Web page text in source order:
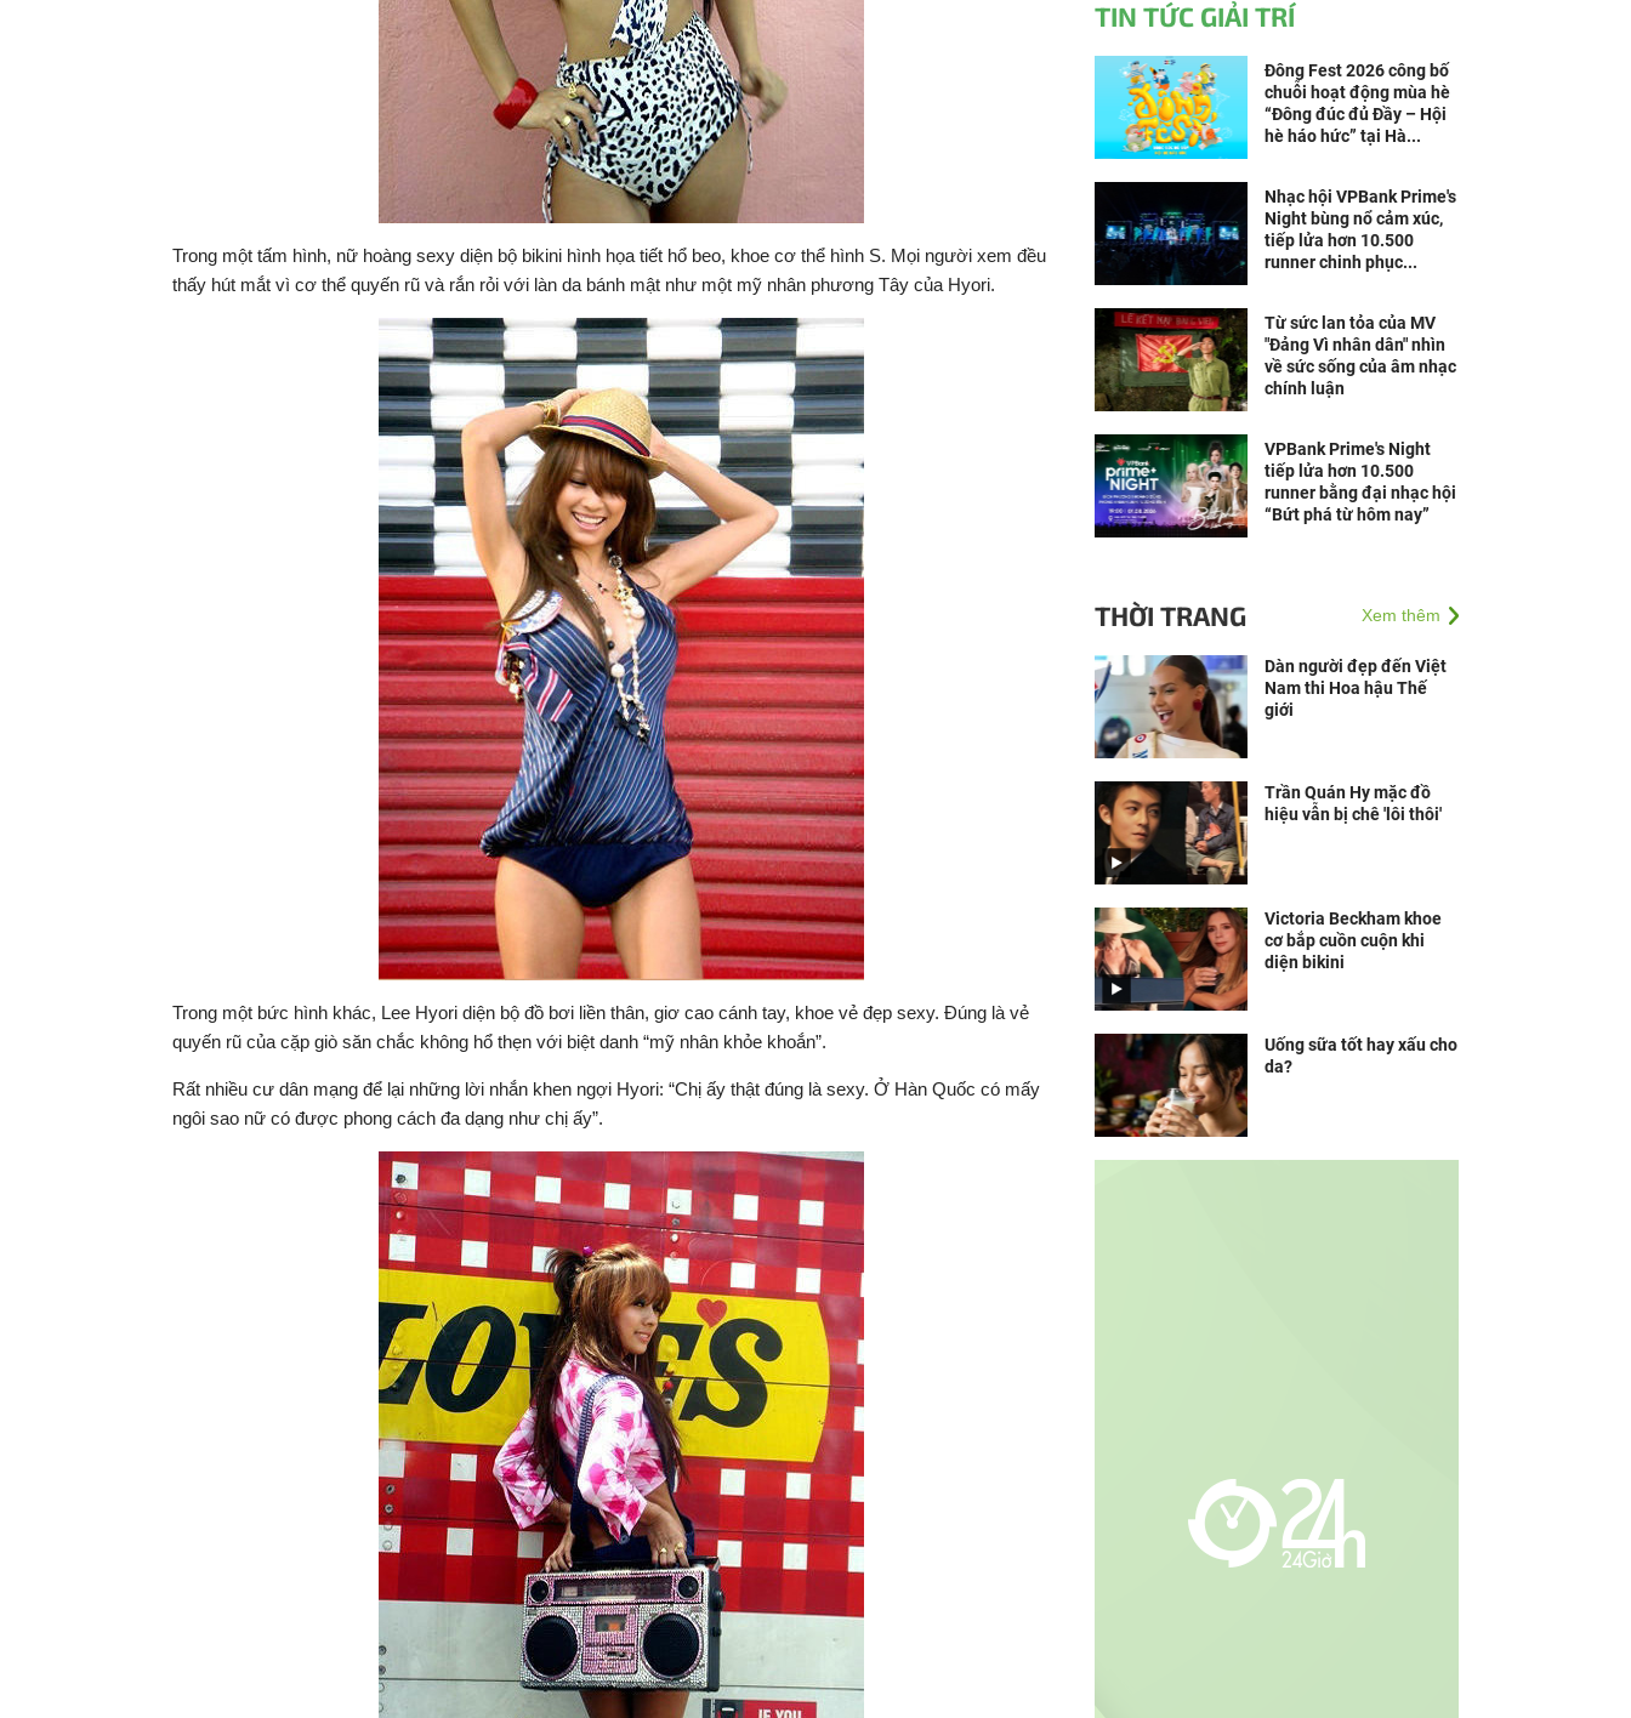
Trong một tấm hình, nữ hoàng sexy diện bộ bikini hình họa tiết hổ beo, khoe cơ thể hình S. Mọi người xem đều
thấy hút mắt vì cơ thể quyến rũ và rắn rỏi với làn da bánh mật như một mỹ nhân phương Tây của Hyori.
Trong một bức hình khác, Lee Hyori diện bộ đồ bơi liền thân, giơ cao cánh tay, khoe vẻ đẹp sexy. Đúng là vẻ
quyến rũ của cặp giò săn chắc không hổ thẹn với biệt danh “mỹ nhân khỏe khoắn”.
Rất nhiều cư dân mạng để lại những lời nhắn khen ngợi Hyori: “Chị ấy thật đúng là sexy. Ở Hàn Quốc có mấy
ngôi sao nữ có được phong cách đa dạng như chị ấy”.
TIN TỨC GIẢI TRÍ
Đông Fest 2026 công bố
chuỗi hoạt động mùa hè
“Đông đúc đủ Đầy – Hội
hè háo hức” tại Hà...
Nhạc hội VPBank Prime's
Night bùng nổ cảm xúc,
tiếp lửa hơn 10.500
runner chinh phục...
Từ sức lan tỏa của MV
"Đảng Vì nhân dân" nhìn
về sức sống của âm nhạc
chính luận
VPBank Prime's Night
tiếp lửa hơn 10.500
runner bằng đại nhạc hội
“Bứt phá từ hôm nay”
THỜI TRANG Xem thêm
Dàn người đẹp đến Việt
Nam thi Hoa hậu Thế
giới
Trần Quán Hy mặc đồ
hiệu vẫn bị chê 'lôi thôi'
Victoria Beckham khoe
cơ bắp cuồn cuộn khi
diện bikini
Uống sữa tốt hay xấu cho
da?